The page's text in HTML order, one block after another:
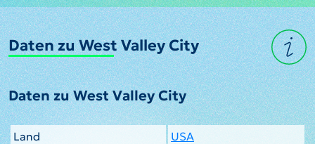
Daten zu West Valley City
Daten zu West Valley City
Land
USA